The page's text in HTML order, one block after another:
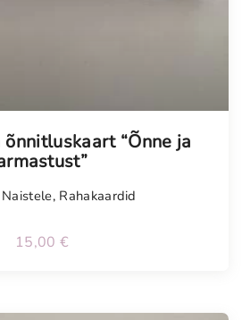
õnnitluskaart “Õnne ja
Naistele, Rahakaardid
15,00 €